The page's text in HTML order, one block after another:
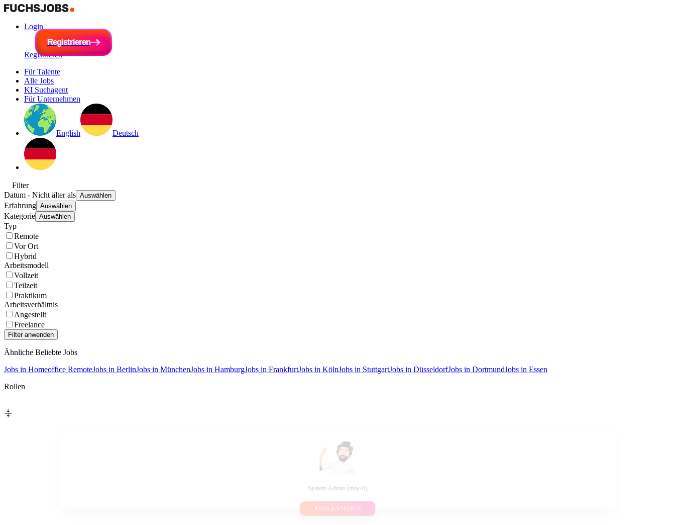
Login
Registrieren
Registrieren
Registrieren
Für Talente
Alle Jobs
KI Suchagent
Für Unternehmen
English Deutsch
Filter
Datum - Nicht älter als Auswählen
Erfahrung Auswählen
Kategorie Auswählen
Typ
Remote
Vor Ort
Hybrid
Arbeitsmodell
Vollzeit
Teilzeit
Praktikum
Arbeitsverhältnis
Angestellt
Freelance
Ähnliche Beliebte Jobs
Jobs in Homeoffice RemoteJobs in BerlinJobs in MünchenJobs in HamburgJobs in FrankfurtJobs in KölnJobs in StuttgartJobs in DüsseldorfJobs in DortmundJobs in Essen
Rollen
System Admin (m/w/d)
JOBS ANSEHEN